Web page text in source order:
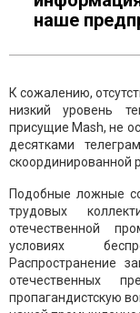
наше
К сожалению,
низкий уровень
присущие Mash, не
десятками
скоординированной
Подобные ложные
трудовых
отечественной
условиях
Распространение
отечественных
пропагандистскую